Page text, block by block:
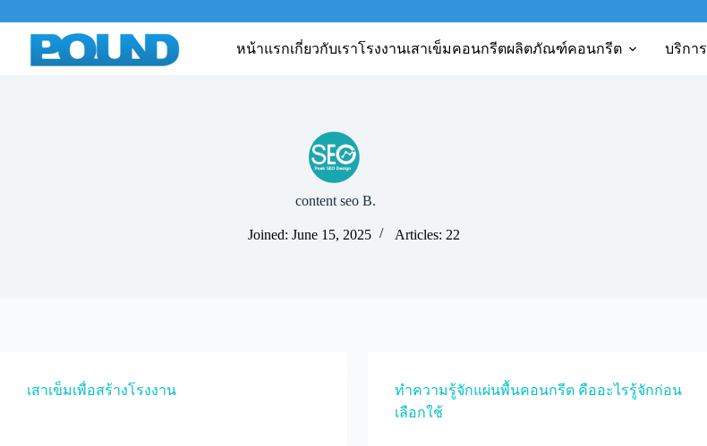
หน้าแรกเกี่ยวกับเราโรงงานเสาเข็มคอนกรีตผลิตภัณฑ์คอนกรีต บริการ
content seo B.
Joined: June 15, 2025 Articles: 22
เสาเข็มเพื่อสร้างโรงงาน
ทำความรู้จักแผ่นพื้นคอนกรีต คืออะไรรู้จักก่อน
เลือกใช้